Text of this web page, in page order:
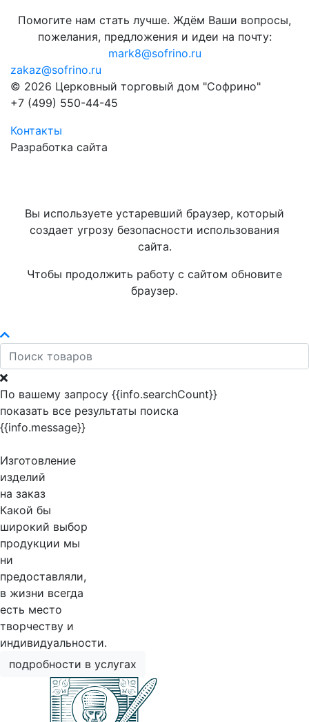
Помогите нам стать лучше. Ждём Ваши вопросы,
пожелания, предложения и идеи на почту:
mark8@sofrino.ru
zakaz@sofrino.ru
© 2026 Церковный торговый дом "Софрино"
+7 (499) 550-44-45
Контакты
Разработка сайта
Вы используете устаревший браузер, который
создает угрозу безопасности использования
сайта.
Чтобы продолжить работу с сайтом обновите
браузер.
По вашему запросу {{info.searchCount}}
показать все результаты поиска
{{info.message}}
Изготовление
изделий
на заказ
Какой бы
широкий выбор
продукции мы
ни
предоставляли,
в жизни всегда
есть место
творчеству и
индивидуальности.
подробности в услугах